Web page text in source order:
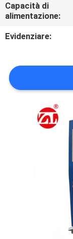
NOTIZIE
UNA
CITAZIONE
SHOW
Capacità di
alimentazione:
Evidenziare: